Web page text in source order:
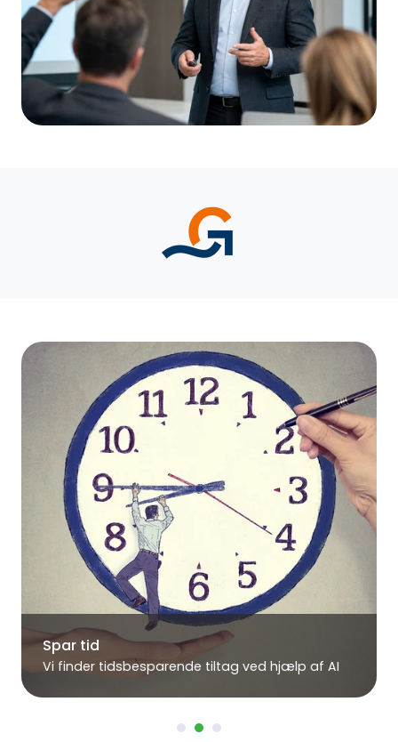
Spar tid
Vi finder tidsbesparende tiltag ved hjælp af AI